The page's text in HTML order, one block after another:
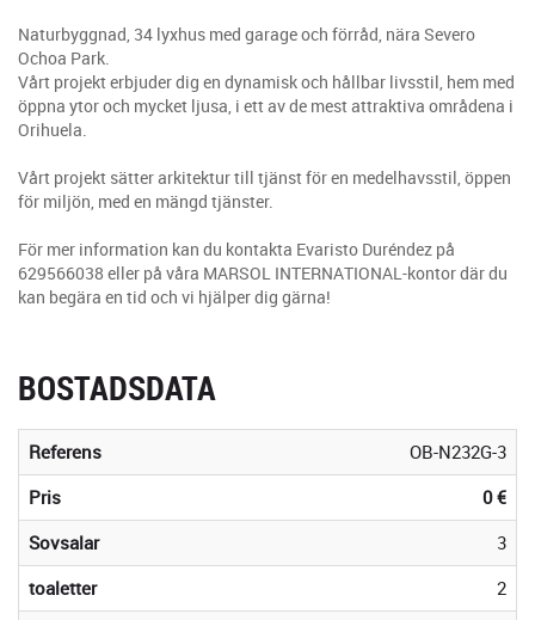
Naturbyggnad, 34 lyxhus med garage och förråd, nära Severo
Ochoa Park.
Vårt projekt erbjuder dig en dynamisk och hållbar livsstil, hem med
öppna ytor och mycket ljusa, i ett av de mest attraktiva områdena i
Orihuela.
Vårt projekt sätter arkitektur till tjänst för en medelhavsstil, öppen
för miljön, med en mängd tjänster.
För mer information kan du kontakta Evaristo Duréndez på
629566038 eller på våra MARSOL INTERNATIONAL-kontor där du
kan begära en tid och vi hjälper dig gärna!
BOSTADSDATA
Referens
OB-N232G-3
Pris
0 €
Sovsalar
3
toaletter
2